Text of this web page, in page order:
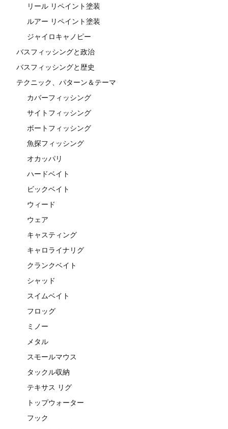
リール リペイント塗装
ルアー リペイント塗装
ジャイロキャノピー
バスフィッシングと政治
バスフィッシングと歴史
テクニック、パターン＆テーマ
カバーフィッシング
サイトフィッシング
ボートフィッシング
魚探フィッシング
オカッパリ
ハードベイト
ビックベイト
ウィード
ウェア
キャスティング
キャロライナリグ
クランクベイト
シャッド
スイムベイト
フロッグ
ミノー
メタル
スモールマウス
タックル収納
テキサス リグ
トップウォーター
フック